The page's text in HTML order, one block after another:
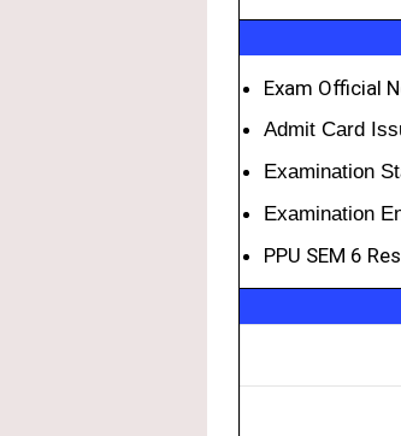
Exam Official
Admit Card
Examination
Examination
PPU SEM 6